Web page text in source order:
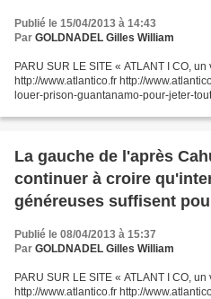
Publié le 15/04/2013 à 14:43
Par GOLDNADEL Gilles William
PARU SUR LE SITE « ATLANT I CO,
http://www.atlantico.fr http://
louer-prison-guantanamo-pour-jeter-
La gauche de l'après
continuer à croire
généreuses suffisent
Publié le 08/04/2013 à 15:37
Par GOLDNADEL Gilles William
PARU SUR LE SITE « ATLANT I CO,
http://www.atlantico.fr http://